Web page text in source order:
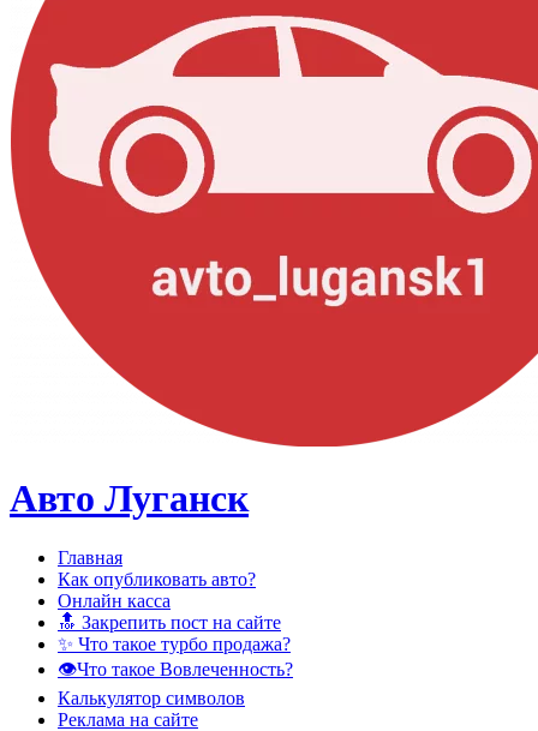
Авто Луганск
Главная
Как опубликовать авто?
Онлайн касса
🔝 Закрепить пост на сайте
✨ Что такое турбо продажа?
👁️Что такое Вовлеченность?
Калькулятор символов
Реклама на сайте